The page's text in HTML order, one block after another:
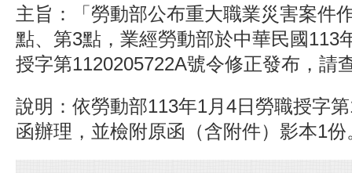
主旨：「勞動部公布重大職業災害案件
點、第3點，業經勞動部於中華民國113
授字第1120205722A號令修正發布，請
說明：依勞動部113年1月4日勞職授字
函辦理，並檢附原函（含附件）影本1份